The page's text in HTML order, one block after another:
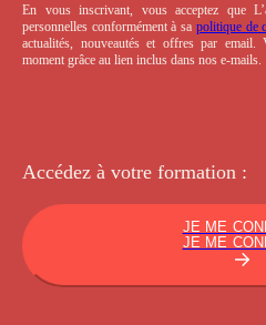
En vous inscrivant, vous acceptez que
personnelles conformément à sa politique de
actualités, nouveautés et offres par
moment grâce au lien inclus dans nos e-mails.
Accédez à votre formation :
JE ME
JE ME